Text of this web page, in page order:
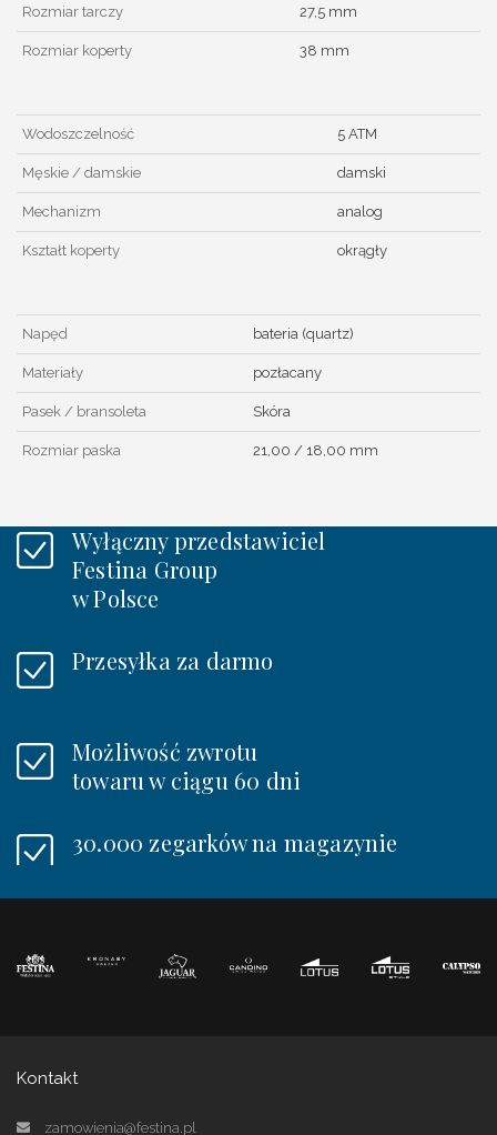
Rozmiar tarczy 27,5 mm
Rozmiar koperty 38 mm
Wodoszczelność 5 ATM
Męskie / damskie damski
Mechanizm analog
Kształt koperty okrągły
Napęd bateria (quartz)
Materiały pozłacany
Pasek / bransoleta Skóra
Rozmiar paska 21,00 / 18,00 mm
Wyłączny przedstawiciel
Festina Group
w Polsce
Przesyłka za darmo
Możliwość zwrotu
towaru w ciągu 60 dni
30.000 zegarków na magazynie
Kontakt
zamowienia@festina.pl